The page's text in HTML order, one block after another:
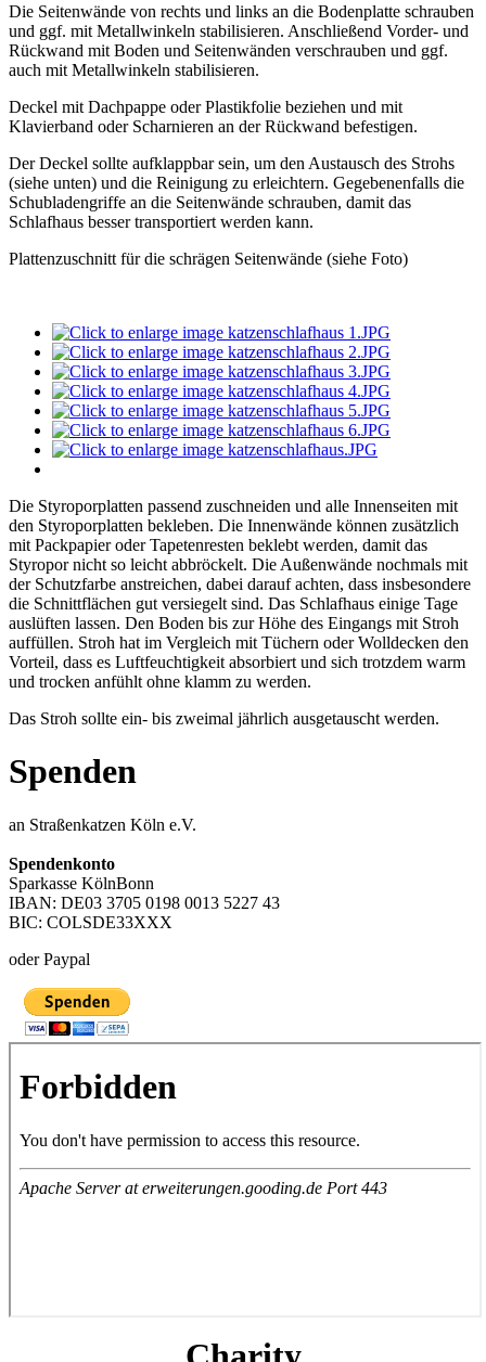
Die Seitenwände von rechts und links an die Bodenplatte schrauben
und ggf. mit Metallwinkeln stabilisieren. Anschließend Vorder- und
Rückwand mit Boden und Seitenwänden verschrauben und ggf.
auch mit Metallwinkeln stabilisieren.
Deckel mit Dachpappe oder Plastikfolie beziehen und mit
Klavierband oder Scharnieren an der Rückwand befestigen.
Der Deckel sollte aufklappbar sein, um den Austausch des Strohs
(siehe unten) und die Reinigung zu erleichtern. Gegebenenfalls die
Schubladengriffe an die Seitenwände schrauben, damit das
Schlafhaus besser transportiert werden kann.
Plattenzuschnitt für die schrägen Seitenwände (siehe Foto)
Die Styroporplatten passend zuschneiden und alle Innenseiten mit
den Styroporplatten bekleben. Die Innenwände können zusätzlich
mit Packpapier oder Tapetenresten beklebt werden, damit das
Styropor nicht so leicht abbröckelt. Die Außenwände nochmals mit
der Schutzfarbe anstreichen, dabei darauf achten, dass insbesondere
die Schnittflächen gut versiegelt sind. Das Schlafhaus einige Tage
auslüften lassen. Den Boden bis zur Höhe des Eingangs mit Stroh
auffüllen. Stroh hat im Vergleich mit Tüchern oder Wolldecken den
Vorteil, dass es Luftfeuchtigkeit absorbiert und sich trotzdem warm
und trocken anfühlt ohne klamm zu werden.
Das Stroh sollte ein- bis zweimal jährlich ausgetauscht werden.
Spenden
an Straßenkatzen Köln e.V.
Spendenkonto
Sparkasse KölnBonn
IBAN: DE03 3705 0198 0013 5227 43
BIC: COLSDE33XXX
oder Paypal